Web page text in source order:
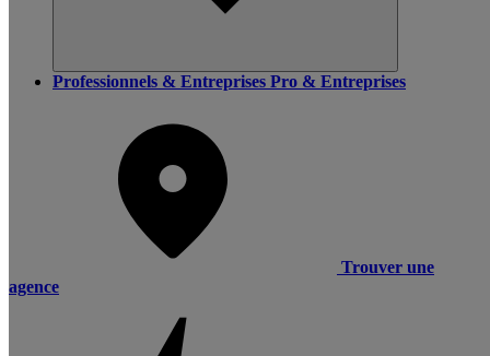
Professionnels & Entreprises Pro & Entreprises
Trouver une
agence